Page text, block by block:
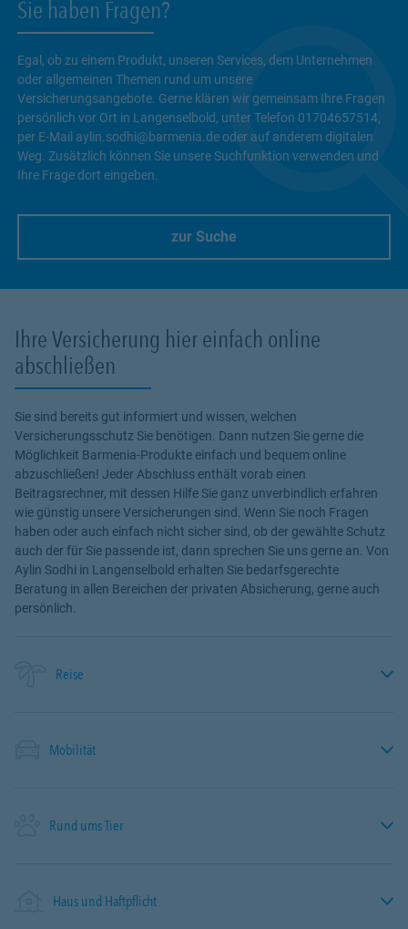
Sie haben Fragen?
Egal, ob zu einem Produkt, unseren Services, dem Unternehmen
oder allgemeinen Themen rund um unsere
Versicherungsangebote. Gerne klären wir gemeinsam Ihre Fragen
persönlich vor Ort in Langenselbold, unter Telefon 01704657514,
per E-Mail aylin.sodhi@barmenia.de oder auf anderem digitalen
Weg. Zusätzlich können Sie unsere Suchfunktion verwenden und
Ihre Frage dort eingeben.
zur Suche
Ihre Versicherung hier einfach online
abschließen
Sie sind bereits gut informiert und wissen, welchen
Versicherungsschutz Sie benötigen. Dann nutzen Sie gerne die
Möglichkeit Barmenia-Produkte einfach und bequem online
abzuschließen! Jeder Abschluss enthält vorab einen
Beitragsrechner, mit dessen Hilfe Sie ganz unverbindlich erfahren
wie günstig unsere Versicherungen sind. Wenn Sie noch Fragen
haben oder auch einfach nicht sicher sind, ob der gewählte Schutz
auch der für Sie passende ist, dann sprechen Sie uns gerne an. Von
Aylin Sodhi in Langenselbold erhalten Sie bedarfsgerechte
Beratung in allen Bereichen der privaten Absicherung, gerne auch
persönlich.
Reise
Mobilität
Rund ums Tier
Haus und Haftpflicht